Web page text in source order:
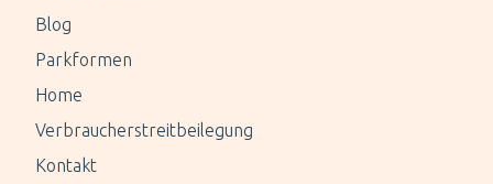
Blog
Parkformen
Home
Verbraucherstreitbeilegung
Kontakt